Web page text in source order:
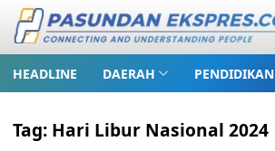
HEADLINE DAERAH PENDIDIKAN
Tag: Hari Libur Nasional 2024